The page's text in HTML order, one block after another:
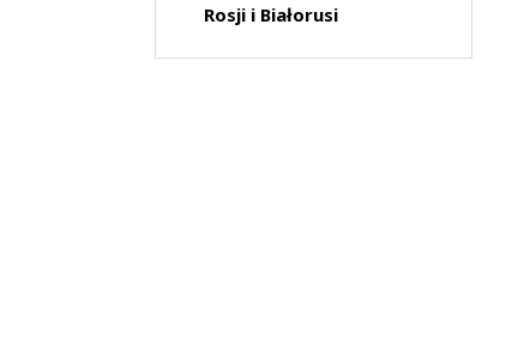
Rosji i Białorusi